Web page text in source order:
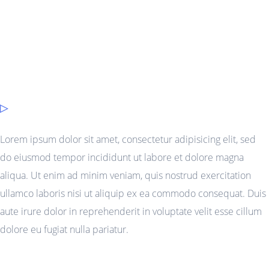
Lorem ipsum dolor sit amet, consectetur adipisicing elit, sed
do eiusmod tempor incididunt ut labore et dolore magna
aliqua. Ut enim ad minim veniam, quis nostrud exercitation
ullamco laboris nisi ut aliquip ex ea commodo consequat. Duis
aute irure dolor in reprehenderit in voluptate velit esse cillum
dolore eu fugiat nulla pariatur.